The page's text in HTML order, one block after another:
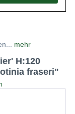
mehr
H:120
fraseri"